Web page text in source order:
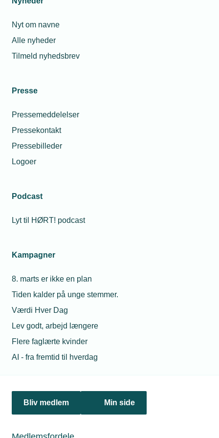
Nyt om navne
Alle nyheder
Tilmeld nyhedsbrev
Presse
Pressemeddelelser
Pressekontakt
Pressebilleder
Logoer
Podcast
Lyt til HØRT! podcast
Kampagner
8. marts er ikke en plan
Tiden kalder på unge stemmer.
Værdi Hver Dag
Lev godt, arbejd længere
Flere faglærte kvinder
AI - fra fremtid til hverdag
Bliv medlem Min side
Politik & analyse
jura@tekniq.dk
tekniq@tekniq.dk